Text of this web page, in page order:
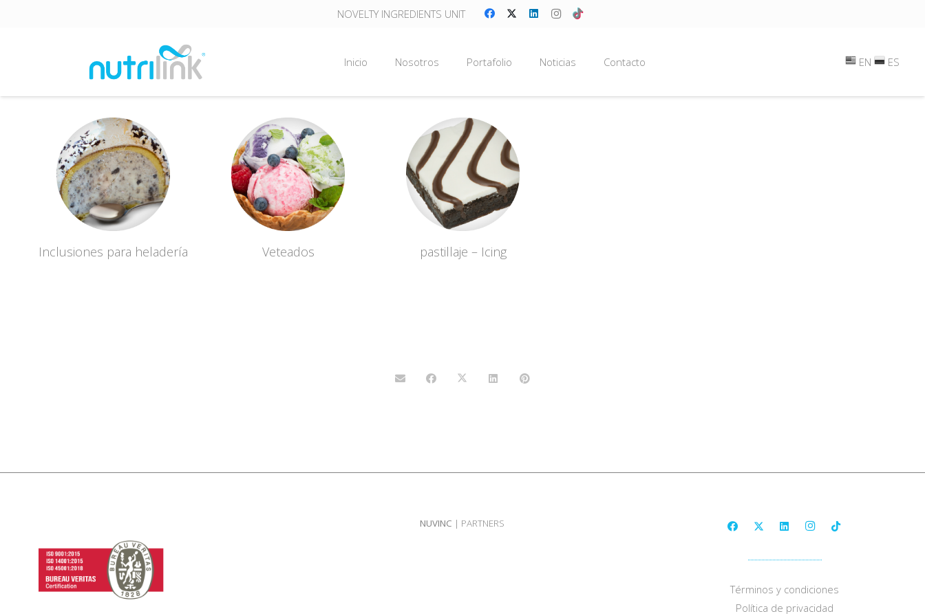
NOVELTY INGREDIENTS UNIT
Inicio Nosotros Portafolio Noticias Contacto EN ES
Inclusiones para heladería Veteados pastillaje – Icing
NUVINC | PARTNERS
Términos y condiciones
Política de privacidad